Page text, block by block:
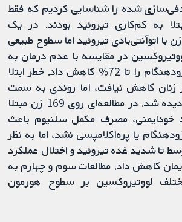
شده را شناسایی کردیم که فقط
زن مبتلا به کم‌کاری تیروئید بودند. در یک
کارآزمایی روی 115 زن با اتوآنتی‌بادی تیروئید اما سطوح طبیعی
در مقایسه با عدم درمان به
وضوح خطر زایمان زودهنگام را تا 72% کاهش داد. خطر ابتلا
زنان کاهش نیافت، اما روندی به سمت
کاهش سقط جنین دیده شد. در مطالعه‌ای روی 169 زن مبتلا
خودایمنی، مصرف مکمل سلنیوم باعث
یا پره‌اکلامپسی نشد، اما به نظر
​​تا شدید غده تیروئید و اختلال عملکرد
کاهش داد. مطالعات سوم و چهارم به
لووتیروکسین بر سطوح هورمون